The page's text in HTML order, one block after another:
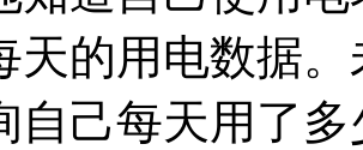
天的用电数据
自己每天用了